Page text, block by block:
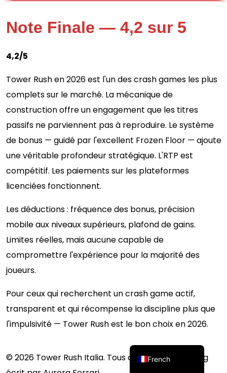
Note Finale — 4,2 sur 5
4,2/5
Tower Rush en 2026 est l'un des crash games les plus
complets sur le marché. La mécanique de
construction offre un engagement que les titres
passifs ne parviennent pas à reproduire. Le système
de bonus — guidé par l'excellent Frozen Floor — ajoute
une véritable profondeur stratégique. L'RTP est
compétitif. Les paiements sur les plateformes
licenciées fonctionnent.
Les déductions : fréquence des bonus, précision
mobile aux niveaux supérieurs, plafond de gains.
Limites réelles, mais aucune capable de
compromettre l'expérience pour la majorité des
joueurs.
Pour ceux qui recherchent un crash game actif,
transparent et qui récompense la discipline plus que
l'impulsivité — Tower Rush est le bon choix en 2026.
© 2026 Tower Rush Italia. Tous droits réservés. Blog
French
English
German
Polish
Romanian
Spanish